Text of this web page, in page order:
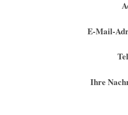
E-Mail-
Ihre